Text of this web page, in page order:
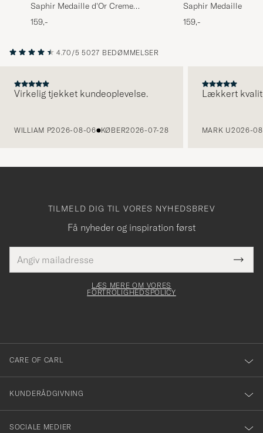
Saphir Medaille d'Or Creme
Pommadier 1925 75 ml Black
159,-
Saphir Medaille d'Or
Pommadier 1925 75
Brown
159,-
4.70/5 5027 BEDØMMELSER
Virkelig tjekket kundeoplevelse.
WILLIAM P2026-08-06 KØBER2026-07-28
Lækkert
MARK U2026-
TILMELD DIG TIL VORES NYHEDSBREV
Få nyheder og inspiration først
mailadresse
skal
Tack
för
dig
till
vårt
nyhetsbrev!
LÆS MERE OM VORES
FORTROLIGHEDSPOLICY
CARE OF CARL
KUNDERÅDGIVNING
SOCIALE MEDIER